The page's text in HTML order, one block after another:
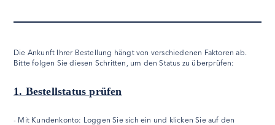
Die Ankunft Ihrer Bestellung hängt von verschiedenen Faktoren ab.
Bitte folgen Sie diesen Schritten, um den Status zu überprüfen:
1. Bestellstatus prüfen
- Mit Kundenkonto: Loggen Sie sich ein und klicken Sie auf den